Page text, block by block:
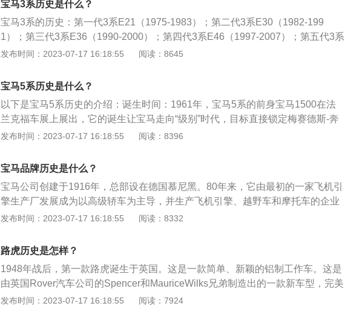
接着在1994年宝马（BMW）买下路华集团。2000年路华集团被宝马裁撤，迷你
品牌则改归宝马公司所有。宝马mini简介：宝马迷你是英国的微型车品牌，现在
隶属于宝马集团（BMW）旗下。迷你最早起源自“MorrisMini-Minor”之名所为人熟
知的特定车款，该车款是由英国汽车公司（BMC）在1959年推出，之后发展成为
年停产。
宝马3系历史是什么？
宝马3系的历史：第一代3系E21（1975-1983）；第二代3系E30（1982-199
1）；第三代3系E36（1990-2000）；第四代3系E46（1997-2007）；第五代3系
E90系列（2005-2013）；第六代3系F30（2012-2019）；第七代3系G20（2019
MW集团。拥有i、X、Z、纯数字4个车型，1、2、3等系列，以及在各系基础上
进行改进的M系列（宝马官方的高性能改装部门）。车标：宝马车标的B.M.W.是
巴伐利亚发动机制造厂的意思，标志的色彩和组合来自宝马所在地巴伐利亚州的
州徽。
发布时间：2023-07-17 16:18:55 阅读：8645
宝马5系历史是什么？
以下是宝马5系历史的介绍：诞生时间：1961年，宝马5系的前身宝马1500在法
兰克福车展上展出，它的诞生让宝马走向“级别”时代，目标直接锁定梅赛德斯-奔
驰。它的线条非常锐利，富有攻击性的外形源自鲨鱼，它不同于宝马之前的任何
行李箱盖、竖直的车身线条等都成为宝马的标志。发展历史：1972年，宝马5系
第一代车型是在德国经济复苏、宝马品牌形象上升的时期推出，当时编号为E1
2，是一款四门中型车，不过首先推出车型只有两种--518及520，之后推出520i、
525、520-6、528i、530i(美国)、533i、M535i。这款车的命名开启宝马新的命名
时代，时尚的外观以及许多圆形设计元素也为宝马开创新的时代。
发布时间：2023-07-17 16:18:55 阅读：8396
宝马品牌历史是什么？
宝马公司创建于1916年，总部设在德国慕尼黑。80年来，它由最初的一家飞机引
擎生产厂发展成为以高级轿车为主导，并生产飞机引擎、越野车和摩托车的企业
集团，宝马也被译为“巴依尔”。1912年，BMW研制了第一台的摩托发动机，之后
和R32摩托车，正式展开了他们的业务。1916年：成立巴伐利亚飞机制造厂1922
年：从巴伐利亚飞机制造厂变为宝马1923年：制造了第一辆摩托车1929年：在埃
森纳赫制造第一辆“宝马”1968年：宝马进军大中华市场1985年：为了发展、宝马
技术公司成立1990年：研发中心大楼正式落成1990年：70900名员工、年营业额
达271亿马克1992年：美国南卡来罗那的工厂落成1994年：买入MG罗孚汽车，
发布时间：2023-07-17 16:18:55 阅读：8332
路虎历史是怎样？
1948年战后，第一款路虎诞生于英国。这是一款简单、新颖的铝制工作车。这是
由英国Rover汽车公司的Spencer和MauriceWilks兄弟制造出的一款新车型，完美
实现了简单实用性与稳定性的结合。这款车很快取得了巨大顺利，到20世纪50年
发布时间：2023-07-17 16:18:55 阅读：7924